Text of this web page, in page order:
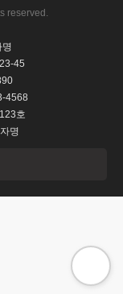
reserved.
명
45
4568
호
명